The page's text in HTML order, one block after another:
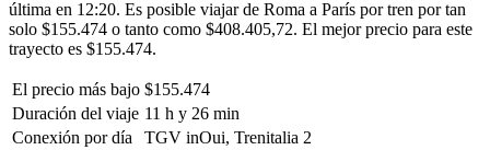
última en 12:20. Es posible viajar de Roma a París por tren por tan
solo $155.474 o tanto como $408.405,72. El mejor precio para este
trayecto es $155.474.
El precio más bajo $155.474
Duración del viaje 11 h y 26 min
Conexión por día
TGV inOui, Trenitalia 2